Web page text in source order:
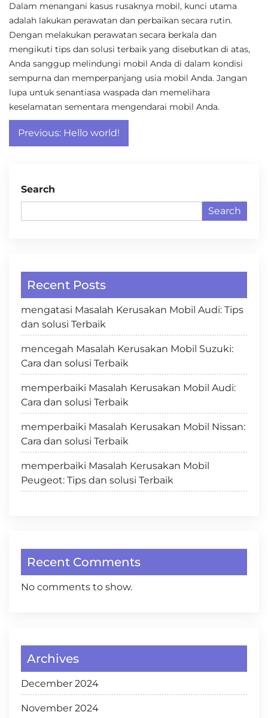
Dalam menangani kasus rusaknya mobil, kunci utama
adalah lakukan perawatan dan perbaikan secara rutin.
Dengan melakukan perawatan secara berkala dan
mengikuti tips dan solusi terbaik yang disebutkan di atas,
Anda sanggup melindungi mobil Anda di dalam kondisi
sempurna dan memperpanjang usia mobil Anda. Jangan
lupa untuk senantiasa waspada dan memelihara
keselamatan sementara mengendarai mobil Anda.
Post
navigation
Previous: Hello world!
Search
Search
Recent Posts
mengatasi Masalah Kerusakan Mobil Audi: Tips
dan solusi Terbaik
mencegah Masalah Kerusakan Mobil Suzuki:
Cara dan solusi Terbaik
memperbaiki Masalah Kerusakan Mobil Audi:
Cara dan solusi Terbaik
memperbaiki Masalah Kerusakan Mobil Nissan:
Cara dan solusi Terbaik
memperbaiki Masalah Kerusakan Mobil
Peugeot: Tips dan solusi Terbaik
Recent Comments
No comments to show.
Archives
December 2024
November 2024